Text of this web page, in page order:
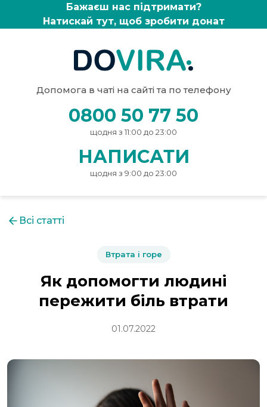
Бажаєш нас підтримати?
Натискай тут, щоб зробити донат
Допомога в чаті на сайті та по телефону
0800 50 77 50
щодня з 11:00 до 23:00
НАПИСАТИ
щодня з 9:00 до 23:00
Всі статті
Втрата і горе
Як допомогти людині
пережити біль втрати
01.07.2022